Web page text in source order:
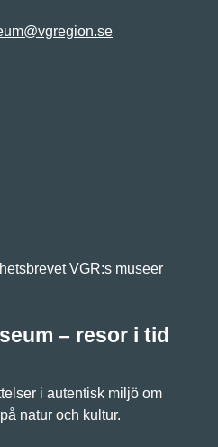
VGR:s museer
– resor i tid
i autentisk miljö om
natur och kultur.